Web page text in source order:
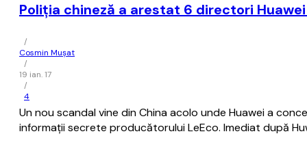
Poliţia chineză a arestat 6 directori
/
Cosmin Mușat
/
19 ian. 17
/
4
Un nou scandal vine din China acolo unde Huawei a
informaţii secrete producătorului LeEco. Imediat după